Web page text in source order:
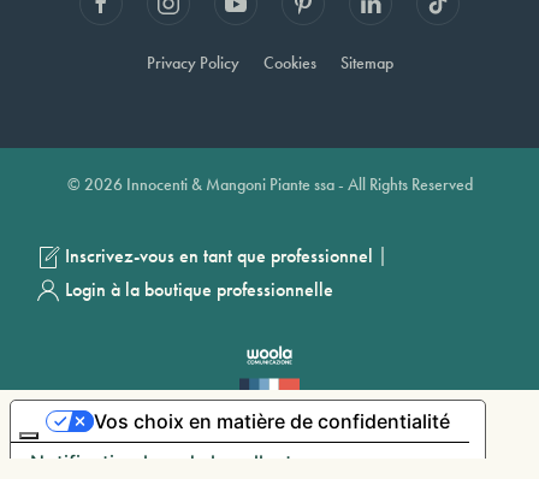
Privacy Policy Cookies Sitemap
© 2026 Innocenti & Mangoni Piante ssa - All Rights Reserved
Inscrivez-vous en tant que professionnel |
Login à la boutique professionnelle
Notification lors de la collecte
Vos choix en matière de confidentialité